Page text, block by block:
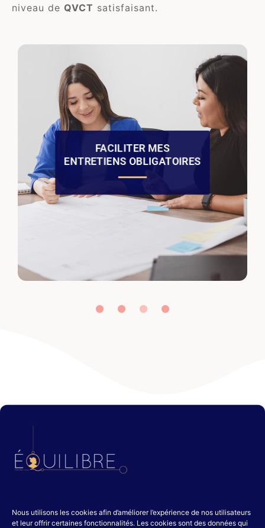
Nous utilisons les cookies afin d’améliorer l’expérience de nos utilisateurs
et leur offrir certaines fonctionnalités. Les cookies sont des données qui
niveau de QVCT satisfaisant.
FACILITER MES
ENTRETIENS OBLIGATOIRES
Equilibre vous accompagne dans vos
missions RH
en vous proposant des
entretiens professionnels digitalisés
.
Grâce à cet outil, vous gagnez en
temps, que ce soit pour la préparation
de l’entretien, au cours de celui-ci ou
après. Il vous permet aussi d’avoir un
impact positif sur l’environnement
.
Pourquoi agir sur